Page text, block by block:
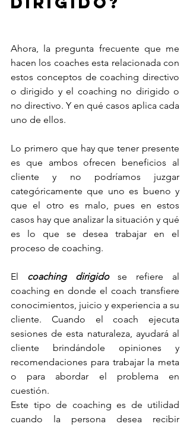
Ahora, la pregunta frecuente que me
hacen los coaches esta relacionada con
estos conceptos de coaching directivo
o dirigido y el coaching no dirigido o
no directivo. Y en qué casos aplica cada
uno de ellos.
Lo primero que hay que tener presente
es que ambos ofrecen beneficios al
cliente y no podríamos juzgar
categóricamente que uno es bueno y
que el otro es malo, pues en estos
casos hay que analizar la situación y qué
es lo que se desea trabajar en el
proceso de coaching.
El coaching dirigido se refiere al
coaching en donde el coach transfiere
conocimientos, juicio y experiencia a su
cliente. Cuando el coach ejecuta
sesiones de esta naturaleza, ayudará al
cliente brindándole opiniones y
recomendaciones para trabajar la meta
o para abordar el problema en
cuestión.
Este tipo de coaching es de utilidad
cuando la persona desea recibir